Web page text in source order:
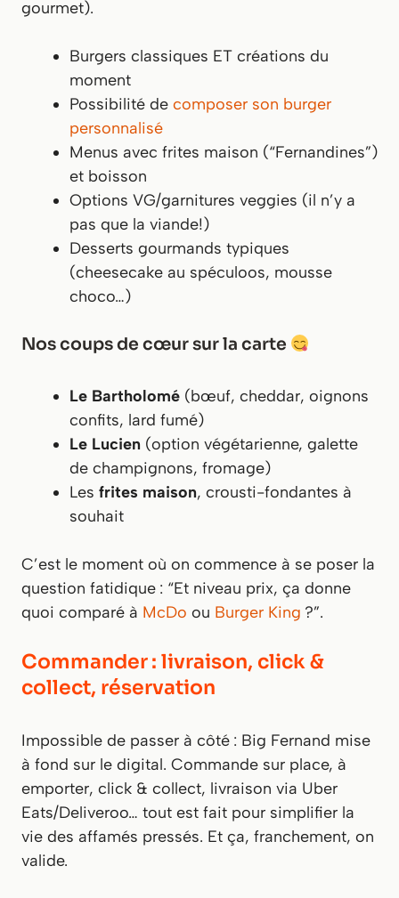
gourmet).
Burgers classiques ET créations du
moment
Possibilité de composer son burger
personnalisé
Menus avec frites maison (“Fernandines”)
et boisson
Options VG/garnitures veggies (il n’y a
pas que la viande!)
Desserts gourmands typiques
(cheesecake au spéculoos, mousse
choco…)
Nos coups de cœur sur la carte
Le Bartholomé (bœuf, cheddar, oignons
confits, lard fumé)
Le Lucien (option végétarienne, galette
de champignons, fromage)
Les frites maison, crousti-fondantes à
souhait
C’est le moment où on commence à se poser la
question fatidique : “Et niveau prix, ça donne
quoi comparé à McDo ou Burger King ?”.
Commander : livraison, click &
collect, réservation
Impossible de passer à côté : Big Fernand mise
à fond sur le digital. Commande sur place, à
emporter, click & collect, livraison via Uber
Eats/Deliveroo… tout est fait pour simplifier la
vie des affamés pressés. Et ça, franchement, on
valide.